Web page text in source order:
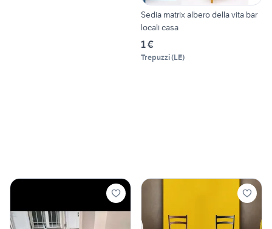
Sedia matrix albero della vita bar
locali casa
1 €
Trepuzzi(LE)